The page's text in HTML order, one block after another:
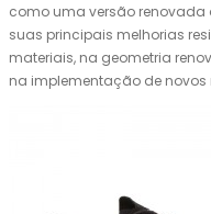
como uma versão renovada
suas principais melhorias
materiais, na geometria
na implementação de novos